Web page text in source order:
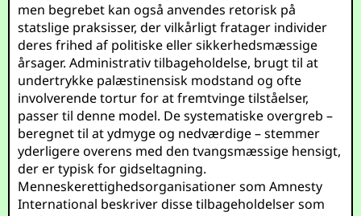
men begrebet kan også anvendes retorisk på
statslige praksisser, der vilkårligt fratager individer
deres frihed af politiske eller sikkerhedsmæssige
årsager. Administrativ tilbageholdelse, brugt til at
undertrykke palæstinensisk modstand og ofte
involverende tortur for at fremtvinge tilståelser,
passer til denne model. De systematiske overgreb –
beregnet til at ydmyge og nedværdige – stemmer
yderligere overens med den tvangsmæssige hensigt,
der er typisk for gidseltagning.
Menneskerettighedsorganisationer som Amnesty
International beskriver disse tilbageholdelser som